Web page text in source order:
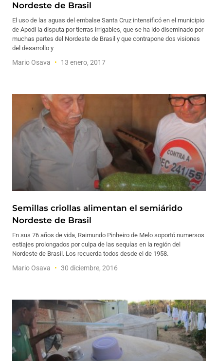
Nordeste de Brasil
El uso de las aguas del embalse Santa Cruz intensificó en el municipio
de Apodi la disputa por tierras irrigables, que se ha ido diseminado por
muchas partes del Nordeste de Brasil y que contrapone dos visiones
del desarrollo y
Mario Osava 13 enero, 2017
Semillas criollas alimentan el semiárido
Nordeste de Brasil
En sus 76 años de vida, Raimundo Pinheiro de Melo soportó numersos
estiajes prolongados por culpa de las sequías en la región del
Nordeste de Brasil. Los recuerda todos desde el de 1958.
Mario Osava 30 diciembre, 2016